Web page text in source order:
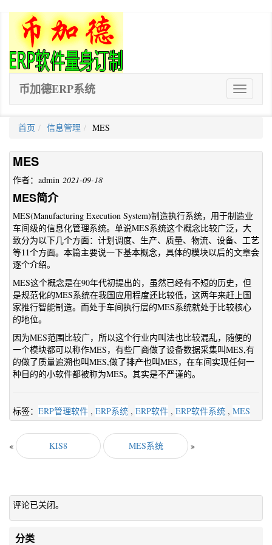
ERP
软
币加德ERP系统
首页 信息管理 MES
MES
作者：admin 2021-09-18
MES简介
MES(Manufacturing Execution System)制造执行系统，用于制造业
车间级的信息化管理系统。单说MES系统这个概念比较广泛，大
致分为以下几个方面：计划调度、生产、质量、物流、设备、工艺
等11个方面。本篇主要说一下基本概念，具体的模块以后的文章会
逐个介绍。
MES这个概念是在90年代初提出的，虽然已经有不短的历史，但
是规范化的MES系统在我国应用程度还比较低，这两年来赶上国
家推行智能制造。而处于车间执行层的MES系统就处于比较核心
的地位。
因为MES范围比较广，所以这个行业内叫法也比较混乱，随便的
一个模块都可以称作MES，有些厂商做了设备数据采集叫MES,有
的做了质量追溯也叫MES,做了排产也叫MES，在车间实现任何一
种目的的小软件都被称为MES。其实是不严谨的。
标签： ERP管理软件 , ERP系统 , ERP软件 , ERP软件系统 , MES
« KIS8 MES系统 »
评论已关闭。
分类